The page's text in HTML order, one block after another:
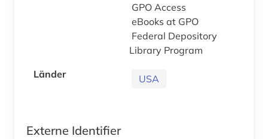
GPO Access
eBooks at GPO
Federal Depository
Library Program
Länder
USA
Externe Identifier